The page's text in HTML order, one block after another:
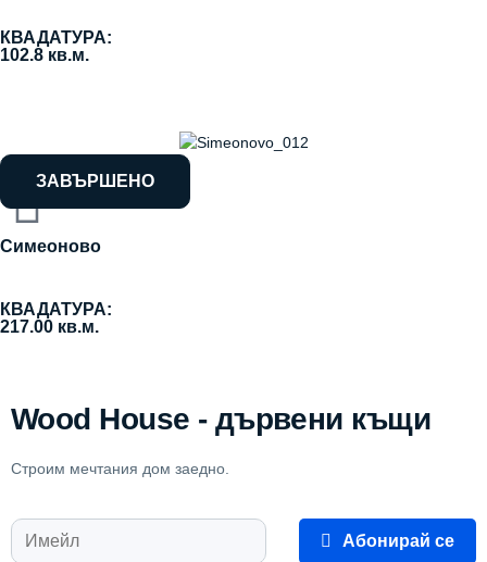
КВАДАТУРА:
102.8 кв.м.
ЗАВЪРШЕНО
Симеоново
КВАДАТУРА:
217.00 кв.м.
Wood House - дървени къщи
Строим мечтания дом заедно.
Абонирай се